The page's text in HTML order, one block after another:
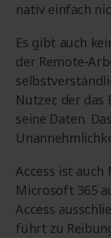
nativ einfach
Es gibt auch
der Remote-
Nutzer, der
seine Daten.
Access ist
Microsoft 365
Access
führt zu